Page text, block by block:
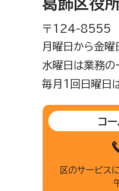
葛飾区役
〒124-8555
月曜日から金
水曜日は業務の
毎月1回日曜日
コ
区のサービス